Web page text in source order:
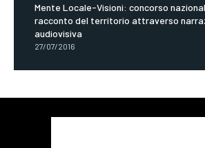
Mente Locale-Visioni: concorso
racconto del territorio attraverso
audiovisiva
27/07/2016